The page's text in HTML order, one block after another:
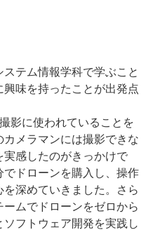
テム情報学科で学ぶこと
味を持ったことが出発点
影に使われていることを
メラマンには撮影できな
感したのがきっかけで
ドローンを購入し、操作
深めていきました。さら
ムでドローンをゼロから
フトウェア開発を実践し